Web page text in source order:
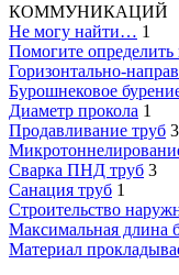
КОММУНИКАЦИЙ
Не могу найти… 1
Помогите определить
Горизонтально-
Бурошнековое
Диаметр прокола 1
Продавливание труб 3
Сварка ПНД труб 3
Санация труб 1
Строительство
Максимальная длина
Материал